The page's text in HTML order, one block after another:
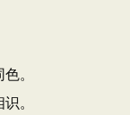
。
。